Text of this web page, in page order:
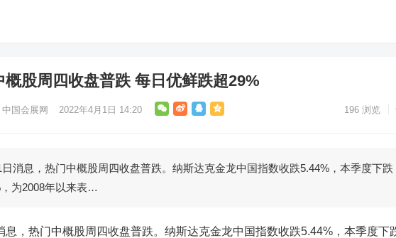
概股周四收盘普跌 每日优鲜跌超29%
中国会展网 2022年4月1日 14:20 196 浏览
日消息，热门中概股周四收盘普跌。纳斯达克金龙中国指数收跌5.44%，本季度下跌
，为2008年以来表…
息，热门中概股周四收盘普跌。纳斯达克金龙中国指数收跌5.44%，本季度下